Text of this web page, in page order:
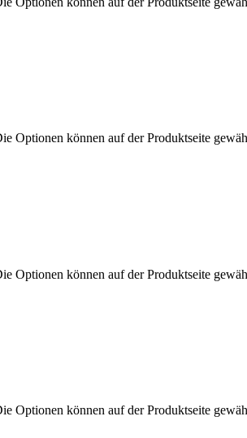
Optionen können auf der Produktseite
Optionen können auf der Produktseite
Optionen können auf der Produktseite